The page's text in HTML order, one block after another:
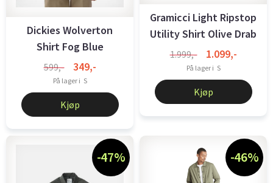
Dickies Wolverton
Shirt Fog Blue
599,- 349,-
På lager i S
Kjøp
Gramicci Light Ripstop
Utility Shirt Olive Drab
1.999,- 1.099,-
På lager i S
Kjøp
-47% -46%